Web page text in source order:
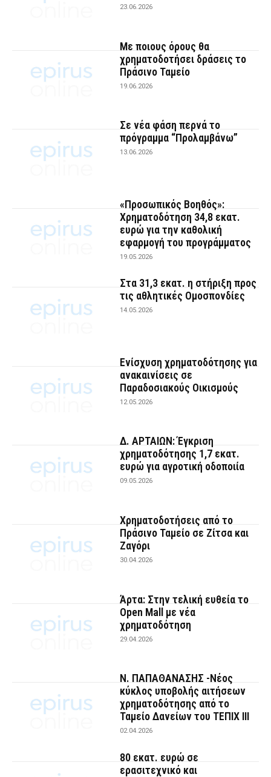
23.06.2026
Με ποιους όρους θα
χρηματοδοτήσει δράσεις το
Πράσινο Ταμείο
19.06.2026
Σε νέα φάση περνά το
πρόγραμμα “Προλαμβάνω”
13.06.2026
«Προσωπικός Βοηθός»:
Χρηματοδότηση 34,8 εκατ.
ευρώ για την καθολική
εφαρμογή του προγράμματος
19.05.2026
Στα 31,3 εκατ. η στήριξη προς
τις αθλητικές Ομοσπονδίες
14.05.2026
Ενίσχυση χρηματοδότησης για
ανακαινίσεις σε
Παραδοσιακούς Οικισμούς
12.05.2026
Δ. ΑΡΤΑΙΩΝ: Έγκριση
χρηματοδότησης 1,7 εκατ.
ευρώ για αγροτική οδοποιία
09.05.2026
Χρηματοδοτήσεις από το
Πράσινο Ταμείο σε Ζίτσα και
Ζαγόρι
30.04.2026
Άρτα: Στην τελική ευθεία το
Open Mall με νέα
χρηματοδότηση
29.04.2026
Ν. ΠΑΠΑΘΑΝΑΣΗΣ -Νέος
κύκλος υποβολής αιτήσεων
χρηματοδότησης από το
Ταμείο Δανείων του ΤΕΠΙΧ ΙΙΙ
02.04.2026
80 εκατ. ευρώ σε
ερασιτεχνικό και